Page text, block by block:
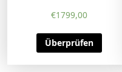
€1799,00
Überprüfen